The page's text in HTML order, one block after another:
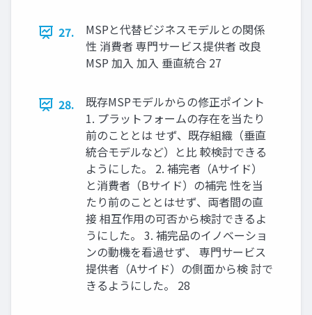
27.
MSPと代替ビジネスモデルとの関係
性 消費者 専門サービス提供者 改良
MSP 加入 加入 垂直統合 27
28.
既存MSPモデルからの修正ポイント
1. プラットフォームの存在を当たり
前のこととは せず、既存組織（垂直
統合モデルなど）と比 較検討できる
ようにした。 2. 補完者（Aサイド）
と消費者（Bサイド）の補完 性を当
たり前のこととはせず、両者間の直
接 相互作用の可否から検討できるよ
うにした。 3. 補完品のイノベーショ
ンの動機を看過せず、 専門サービス
提供者（Aサイド）の側面から検 討で
きるようにした。 28